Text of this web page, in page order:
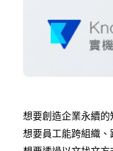
想要創造企業永續的
想要員工能跨組織